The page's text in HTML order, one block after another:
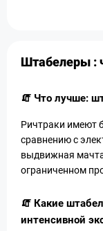
Штабелеры :
🧯 Что лучше:
Ричтраки имеют
сравнению с
выдвижная
ограниченном
🧯 Какие
интенсивной